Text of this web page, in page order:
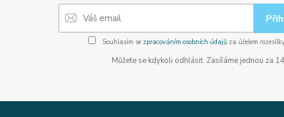
Souhlasím se zpracováním osobních údajůza účelem
Můžete se kdykoli odhlásit. Zasíláme jednou za